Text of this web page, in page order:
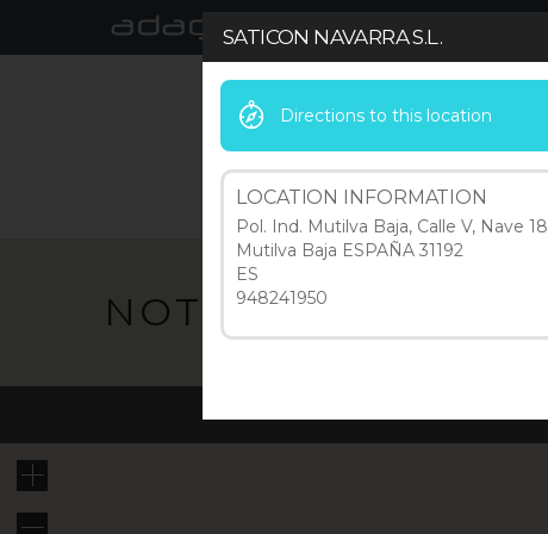
ACTUALIDAD MARCAS
NOTICIAS
SATICON NAVARRA S.L.
Directions to this location
LOCATION INFORMATION
Pol. Ind. Mutilva Baja, Calle V, Nave 18
Mutilva Baja ESPAÑA 31192
ES
948241950